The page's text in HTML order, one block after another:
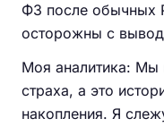
ФЗ после обычных
осторожны с
Моя аналитика: Мы
страха, а это
накопления. Я